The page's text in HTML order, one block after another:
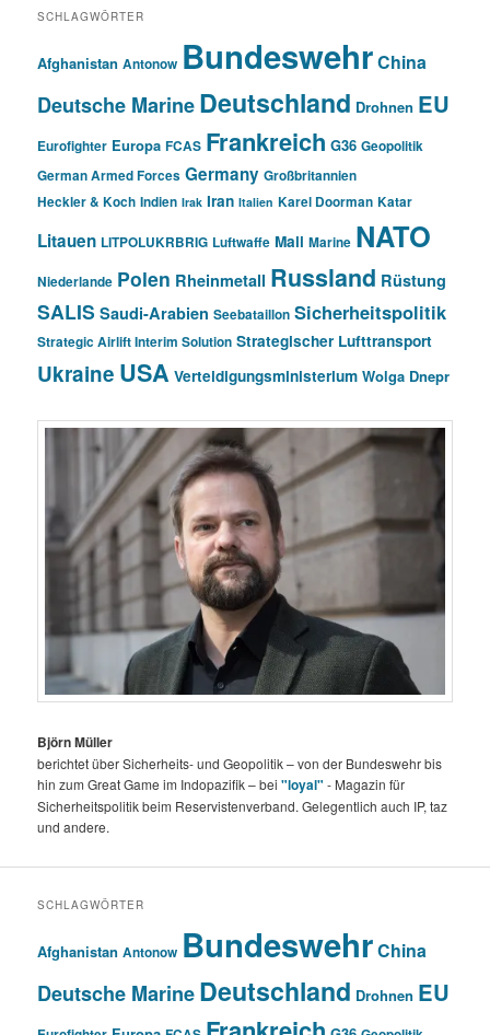
SCHLAGWÖRTER
Afghanistan Antonow BundeswehrChina
Deutsche MarineDeutschland Drohnen EU
Eurofighter Europa FCAS Frankreich G36 Geopolitik
German Armed Forces Germany Großbritannien
Heckler & Koch Indien Irak Iran Italien Karel Doorman Katar
Litauen LITPOLUKRBRIG Luftwaffe Mali Marine NATO
Niederlande Polen Rheinmetall Russland Rüstung
SALIS Saudi-Arabien Seebataillon Sicherheitspolitik
Strategic Airlift Interim Solution Strategischer Lufttransport
Ukraine USA Verteidigungsministerium Wolga Dnepr
Björn Müller
berichtet über Sicherheits- und Geopolitik – von der Bundeswehr bis
hin zum Great Game im Indopazifik – bei"loyal" - Magazin für
Sicherheitspolitik beim Reservistenverband. Gelegentlich auch IP, taz
und andere.
SCHLAGWÖRTER
Afghanistan Antonow BundeswehrChina
Deutsche MarineDeutschland Drohnen EU